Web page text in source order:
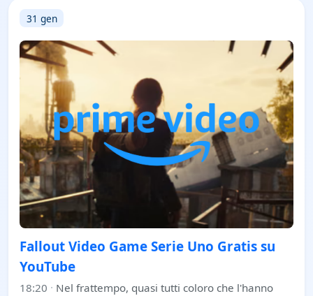
31 gen
Fallout Video Game Serie Uno Gratis su
YouTube
18:20 · Nel frattempo, quasi tutti coloro che l'hanno